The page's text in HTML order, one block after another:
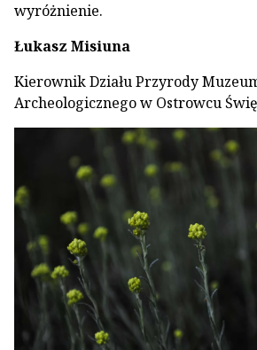
wyróżnienie.
Łukasz Misiuna
Kierownik Działu Przyrody
Archeologicznego w Ostrowcu